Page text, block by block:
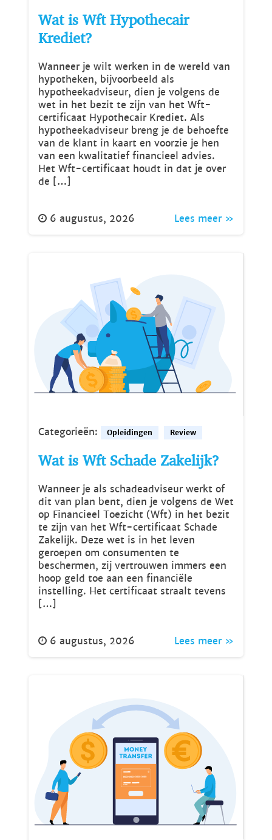
Wat is Wft Hypothecair
Krediet?
Wanneer je wilt werken in de wereld van
hypotheken, bijvoorbeeld als
hypotheekadviseur, dien je volgens de
wet in het bezit te zijn van het Wft-
certificaat Hypothecair Krediet. Als
hypotheekadviseur breng je de behoefte
van de klant in kaart en voorzie je hen
van een kwalitatief financieel advies.
Het Wft-certificaat houdt in dat je over
de […]
6 augustus, 2026 Lees meer »
Categorieën: Opleidingen Review
Wat is Wft Schade Zakelijk?
Wanneer je als schadeadviseur werkt of
dit van plan bent, dien je volgens de Wet
op Financieel Toezicht (Wft) in het bezit
te zijn van het Wft-certificaat Schade
Zakelijk. Deze wet is in het leven
geroepen om consumenten te
beschermen, zij vertrouwen immers een
hoop geld toe aan een financiële
instelling. Het certificaat straalt tevens
[…]
6 augustus, 2026 Lees meer »